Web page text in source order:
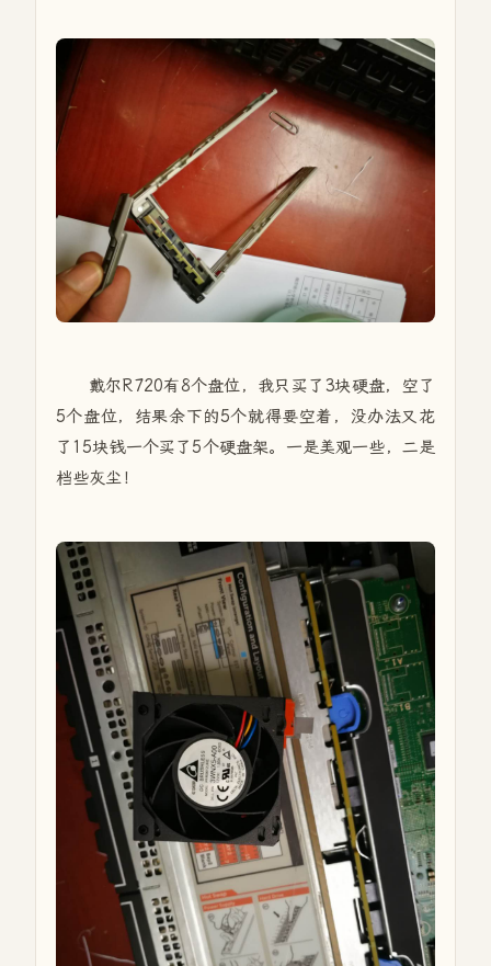
戴尔R720有8个盘位，我只买了3块硬盘，空了
5个盘位，结果余下的5个就得要空着，没办法又花
了15块钱一个买了5个硬盘架。一是美观一些，二是
档些灰尘！